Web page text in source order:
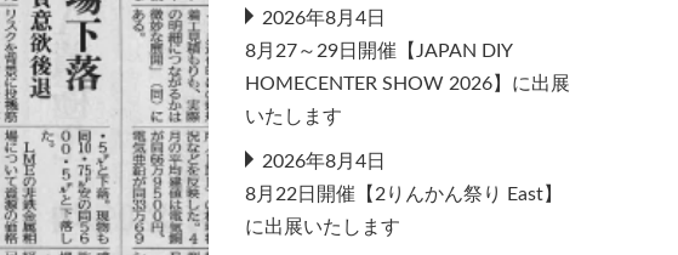
2026年8月4日
8月27～29日開催【JAPAN DIY
HOMECENTER SHOW 2026】に出展
いたします
2026年8月4日
8月22日開催【2りんかん祭り East】
に出展いたします